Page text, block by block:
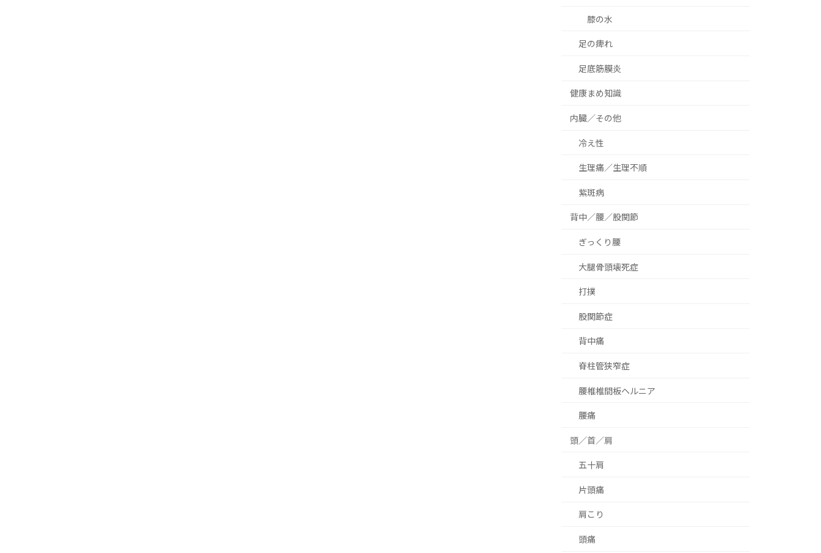
膝の水
足の痺れ
足底筋膜炎
健康まめ知識
内臓／その他
冷え性
生理痛／生理不順
紫斑病
背中／腰／股関節
ぎっくり腰
大腿骨頭壊死症
打撲
股関節症
背中痛
脊柱管狭窄症
腰椎椎間板ヘルニア
腰痛
頭／首／肩
五十肩
片頭痛
肩こり
頭痛